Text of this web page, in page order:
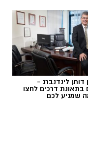
"אשדוד נט"
דותן לינדנברג -
בתאונת דרכים לחצו
שמגיע לכם